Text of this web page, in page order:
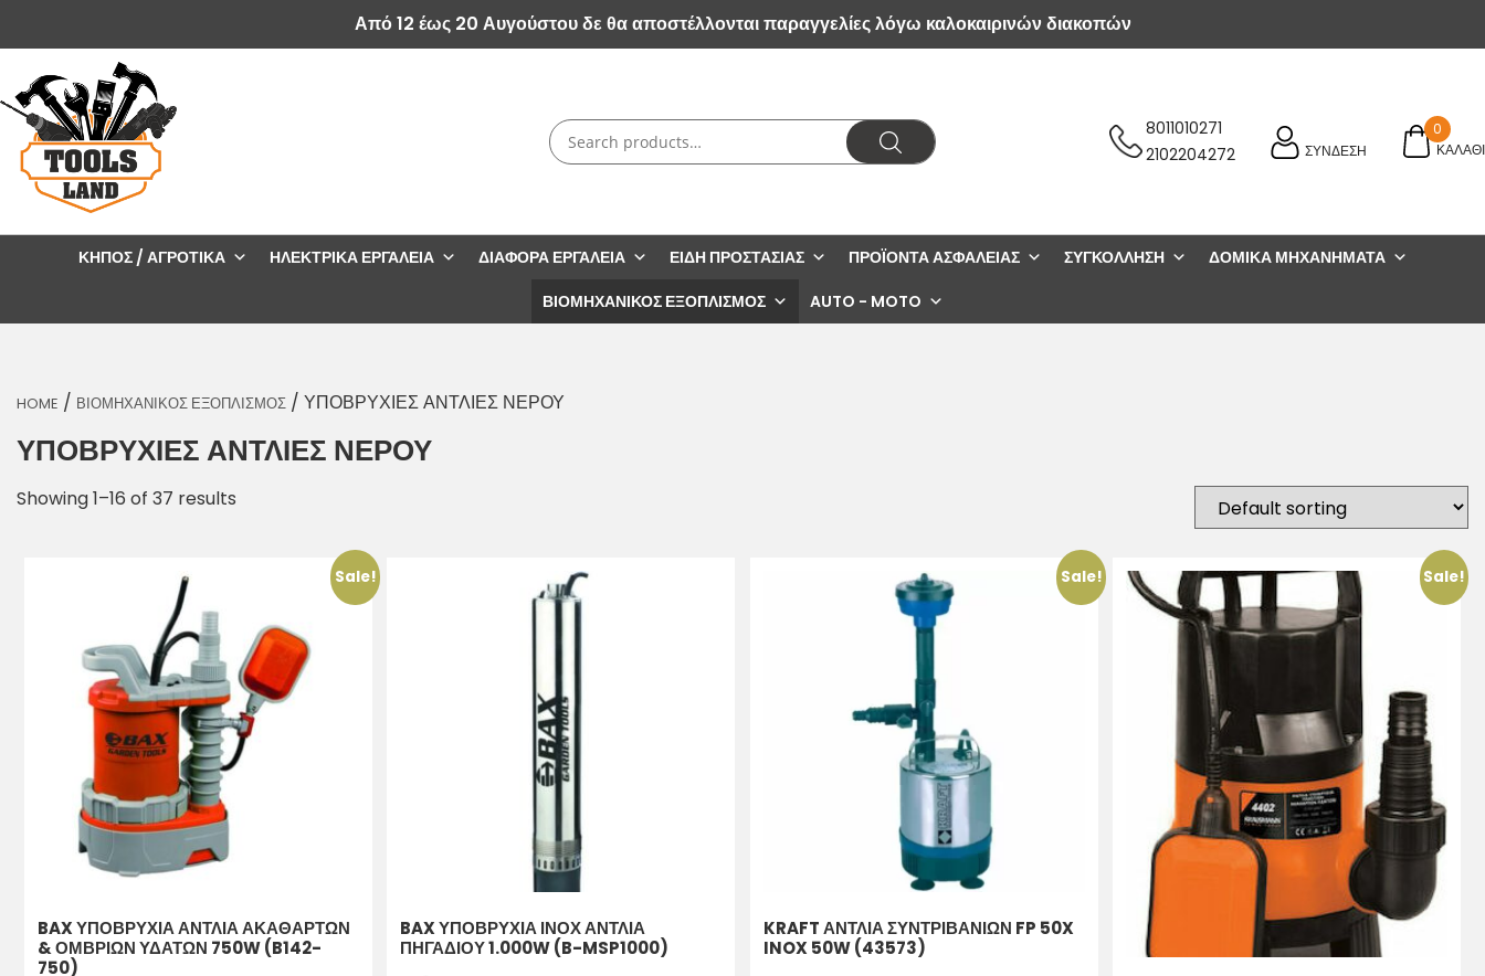
Από 12 έως 20 Αυγούστου δε θα αποστέλλονται παραγγελίες λόγω καλοκαιρινών διακοπών
8011010271
2102204272
ΣΥΝΔΕΣΗ ΚΑΛΑΘΙ
0
ΚΉΠΟΣ / ΑΓΡΟΤΙΚΆ ΗΛΕΚΤΡΙΚΆ ΕΡΓΑΛΕΊΑ ΔΙΆΦΟΡΑ ΕΡΓΑΛΕΊΑ ΕΊΔΗ ΠΡΟΣΤΑΣΊΑΣ ΠΡΟΪΌΝΤΑ ΑΣΦΑΛΕΊΑΣ ΣΥΓΚΌΛΛΗΣΗ
ΔΟΜΙΚΆ ΜΗΧΑΝΉΜΑΤΑ
ΒΙΟΜΗΧΑΝΙΚΌΣ ΕΞΟΠΛΙΣΜΌΣ
AUTO - MOTO
HOME / ΒΙΟΜΗΧΑΝΙΚΟΣ ΕΞΟΠΛΙΣΜΟΣ / ΥΠΟΒΡΥΧΙΕΣ ΑΝΤΛΙΕΣ ΝΕΡΟΥ
ΥΠΟΒΡΥΧΙΕΣ ΑΝΤΛΙΕΣ ΝΕΡΟΥ
Showing 1–16 of 37 results
Sale!
BAX ΥΠΟΒΡΥΧΙΑ ΑΝΤΛΙΑ ΑΚΑΘΑΡΤΩΝ
& ΟΜΒΡΙΩΝ ΥΔΑΤΩΝ 750W (B142-
750)
BAX ΥΠΟΒΡΥΧΙΑ ΙΝΟΧ ΑΝΤΛΙΑ
ΠΗΓΑΔΙΟΥ 1.000W (B-MSP1000)
Sale!
KRAFT ΑΝΤΛΙΑ ΣΥΝΤΡΙΒΑΝΙΩΝ FP 50X
INOX 50W (43573)
Sale!